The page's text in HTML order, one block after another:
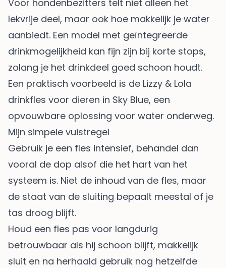
Voor hondenbezitters telt niet alleen het
lekvrije deel, maar ook hoe makkelijk je water
aanbiedt. Een model met geïntegreerde
drinkmogelijkheid kan fijn zijn bij korte stops,
zolang je het drinkdeel goed schoon houdt.
Een praktisch voorbeeld is de Lizzy & Lola
drinkfles voor dieren in Sky Blue, een
opvouwbare oplossing voor water onderweg.
Mijn simpele vuistregel
Gebruik je een fles intensief, behandel dan
vooral de dop alsof die het hart van het
systeem is. Niet de inhoud van de fles, maar
de staat van de sluiting bepaalt meestal of je
tas droog blijft.
Houd een fles pas voor langdurig
betrouwbaar als hij schoon blijft, makkelijk
sluit en na herhaald gebruik nog hetzelfde